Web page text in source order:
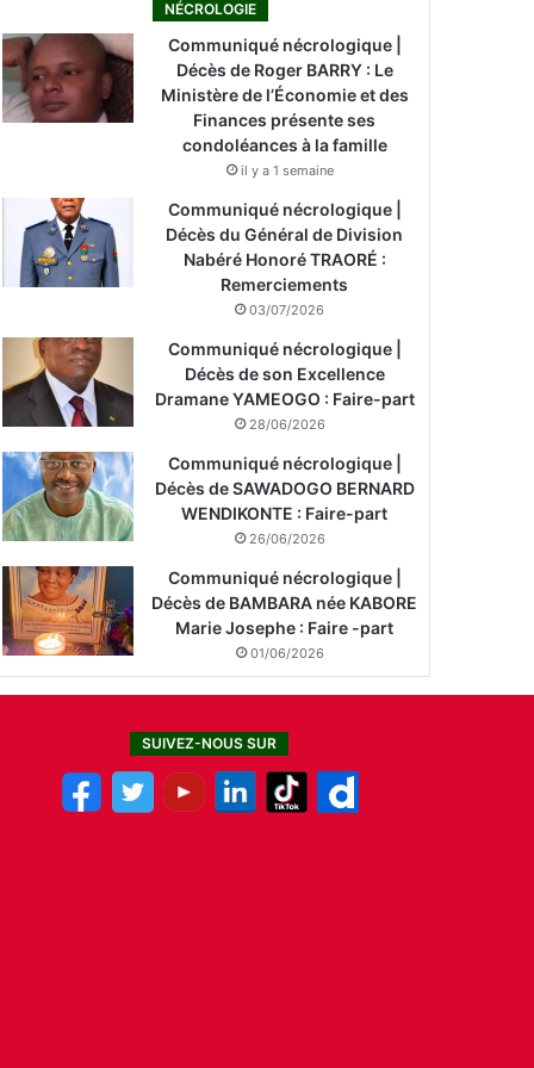
NÉCROLOGIE
Communiqué nécrologique |
Décès de Roger BARRY : Le
Ministère de l’Économie et des
Finances présente ses
condoléances à la famille
il y a 1 semaine
Communiqué nécrologique |
Décès du Général de Division
Nabéré Honoré TRAORÉ :
Remerciements
03/07/2026
Communiqué nécrologique |
Décès de son Excellence
Dramane YAMEOGO : Faire-part
28/06/2026
Communiqué nécrologique |
Décès de SAWADOGO BERNARD
WENDIKONTE : Faire-part
26/06/2026
Communiqué nécrologique |
Décès de BAMBARA née KABORE
Marie Josephe : Faire -part
01/06/2026
SUIVEZ-NOUS SUR